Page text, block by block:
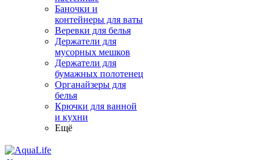
Баночки и
контейнеры для ваты
Веревки для белья
Держатели для
мусорных мешков
Держатели для
бумажных полотенец
Органайзеры для
белья
Крючки для ванной
и кухни
Ещё